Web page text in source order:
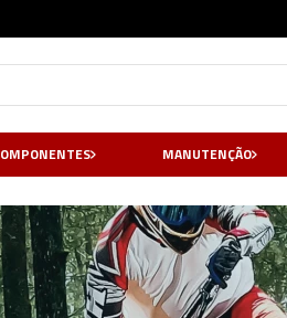
- CONSULTE NOSSAS
MANUTENÇÃO